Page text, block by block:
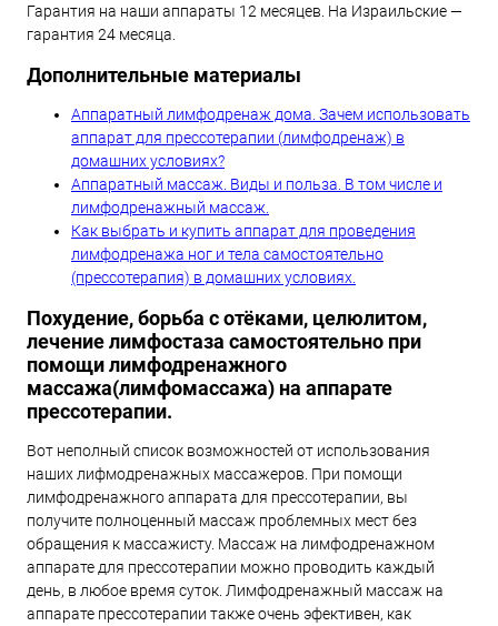
Гарантия на наши аппараты 12 месяцев. На Израильские —
гарантия 24 месяца.
Дополнительные материалы
Аппаратный лимфодренаж дома. Зачем использовать
аппарат для прессотерапии (лимфодренаж) в
домашних условиях?
Аппаратный массаж. Виды и польза. В том числе и
лимфодренажный массаж.
Как выбрать и купить аппарат для проведения
лимфодренажа ног и тела самостоятельно
(прессотерапия) в домашних условиях.
Похудение, борьба с отёками, целюлитом,
лечение лимфостаза самостоятельно при
помощи лимфодренажного
массажа(лимфомассажа) на аппарате
прессотерапии.
Вот неполный список возможностей от использования
наших лифмодренажных массажеров. При помощи
лимфодренажного аппарата для прессотерапии, вы
получите полноценный массаж проблемных мест без
обращения к массажисту. Массаж на лимфодренажном
аппарате для прессотерапии можно проводить каждый
день, в любое время суток. Лимфодренажный массаж на
аппарате прессотерапии также очень эфективен, как